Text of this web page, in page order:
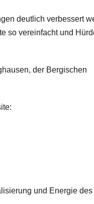
deutlich verbessert
so vereinfacht und
der Bergischen
und Energie